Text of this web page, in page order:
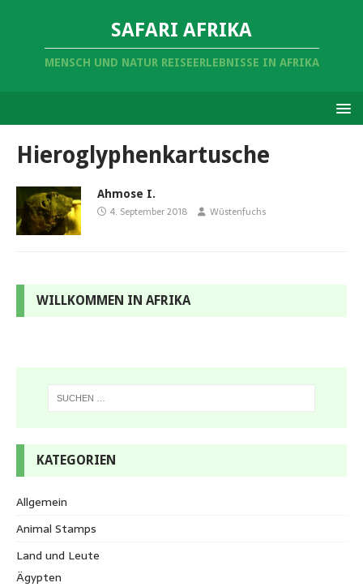
SAFARI AFRIKA
MENSCH UND NATUR REISEERLEBNISSE IN AFRIKA
Hieroglyphenkartusche
Ahmose I.
4. September 2018 Wüstenfuchs
WILLKOMMEN IN AFRIKA
KATEGORIEN
Allgemein
Animal Stamps
Land und Leute
Ägypten